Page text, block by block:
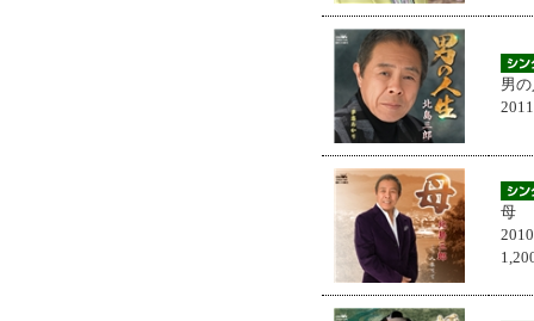
男
母